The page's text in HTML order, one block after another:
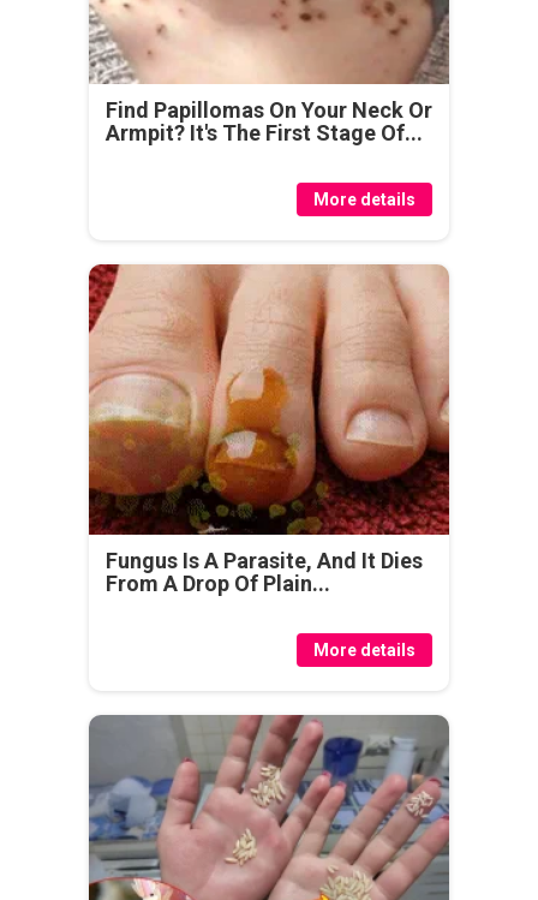
Find Papillomas On Your Neck Or
Armpit? It's The First Stage Of...
More details
Fungus Is A Parasite, And It Dies
From A Drop Of Plain...
More details